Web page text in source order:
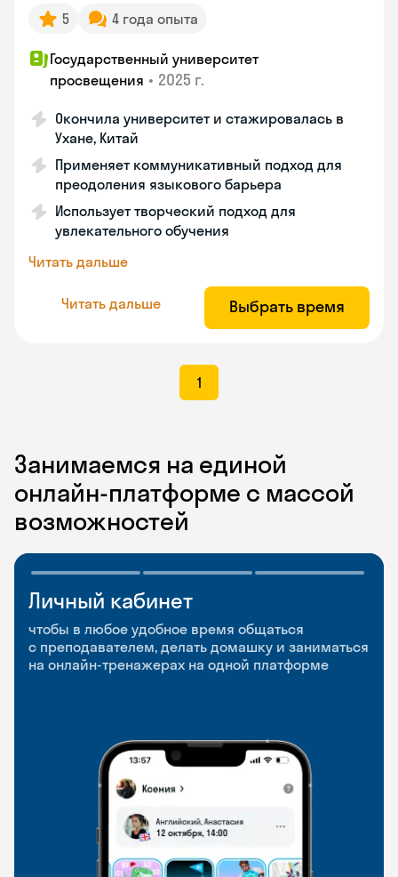
5 4 года опыта
Государственный университет
просвещения • 2025 г.
Окончила университет и стажировалась в
Ухане, Китай
Применяет коммуникативный подход для
преодоления языкового барьера
Использует творческий подход для
увлекательного обучения
Читать дальше
Читать дальше Выбрать время
1
Занимаемся на единой
онлайн-платформе с массой
возможностей
Личный кабинет
чтобы в любое удобное время общаться
с преподавателем, делать домашку и заниматься
на онлайн-тренажерах на одной платформе
Мобильное
приложение
чтобы заниматься и изучать новые слова где
и когда удобно
Разговорные клубы
и Talks
Групповые занятия для разговорной практики
и индивидуальные встречи с преподавателями